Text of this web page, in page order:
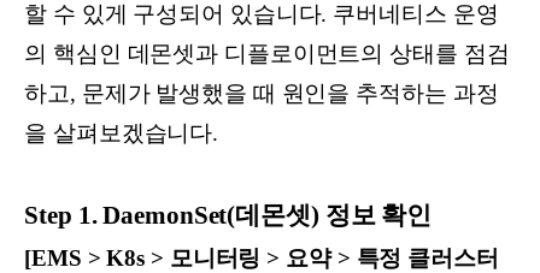
할 수 있게 구성되어 있습니다. 쿠버네티스 운영
의 핵심인 데몬셋과 디플로이먼트의 상태를 점검
하고, 문제가 발생했을 때 원인을 추적하는 과정
을 살펴보겠습니다.
Step 1. DaemonSet(데몬셋) 정보 확인
[EMS > K8s > 모니터링 > 요약 > 특정 클러스터